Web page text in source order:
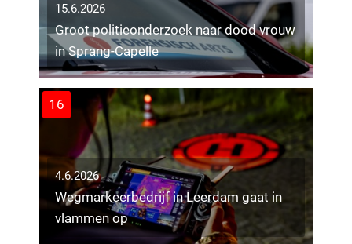
15.6.2026
Groot politieonderzoek naar dood vrouw
in Sprang-Capelle
16
4.6.2026
Wegmarkeerbedrijf in Leerdam gaat in
vlammen op